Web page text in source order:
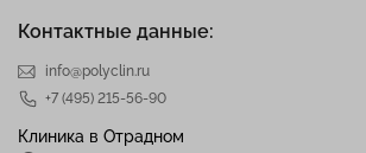
Контактные данные:
info@polyclin.ru
+7 (495) 215-56-90
Клиника в Отрадном